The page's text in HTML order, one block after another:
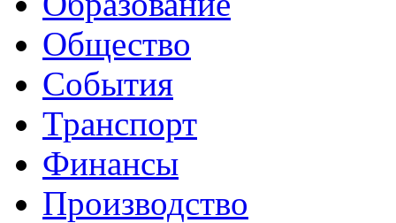
Общество
События
Транспорт
Финансы
Производство